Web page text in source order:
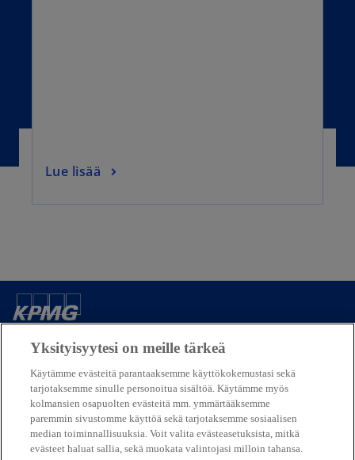
Lue lisää
Yhteystietomme
Media
Yritys
Yksityisyytesi on meille tärkeä
Käytämme evästeitä parantaaksemme käyttökokemustasi sekä
tarjotaksemme sinulle personoitua sisältöä. Käytämme myös
kolmansien osapuolten evästeitä mm. ymmärtääksemme
paremmin sivustomme käyttöä sekä tarjotaksemme sosiaalisen
median toiminnallisuuksia. Voit valita evästeasetuksista, mitkä
evästeet haluat sallia, sekä muokata valintojasi milloin tahansa.